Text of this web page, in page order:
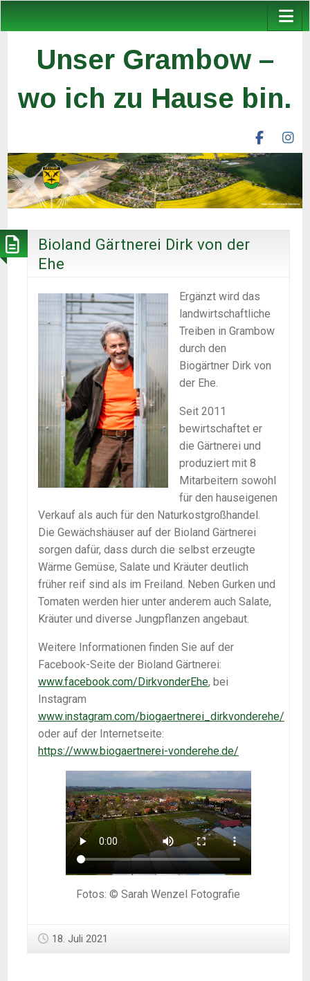
Unser Grambow –
wo ich zu Hause bin.
unser
ev
Bioland Gärtnerei Dirk von der
Ehe
Ergänzt wird das
landwirtschaftliche
Treiben in Grambow
durch den
Biogärtner Dirk von
der Ehe.
Seit 2011
bewirtschaftet er
die Gärtnerei und
produziert mit 8
Mitarbeitern sowohl
für den hauseigenen
Verkauf als auch für den Naturkostgroßhandel.
Die Gewächshäuser auf der Bioland Gärtnerei
sorgen dafür, dass durch die selbst erzeugte
Wärme Gemüse, Salate und Kräuter deutlich
früher reif sind als im Freiland. Neben Gurken und
Tomaten werden hier unter anderem auch Salate,
Kräuter und diverse Jungpflanzen angebaut.
Weitere Informationen finden Sie auf der
Facebook-Seite der Bioland Gärtnerei:
www.facebook.com/DirkvonderEhe, bei
Instagram
www.instagram.com/biogaertnerei_dirkvonderehe/
oder auf der Internetseite:
https://www.biogaertnerei-vonderehe.de/
Fotos: © Sarah Wenzel Fotografie
18. Juli 2021